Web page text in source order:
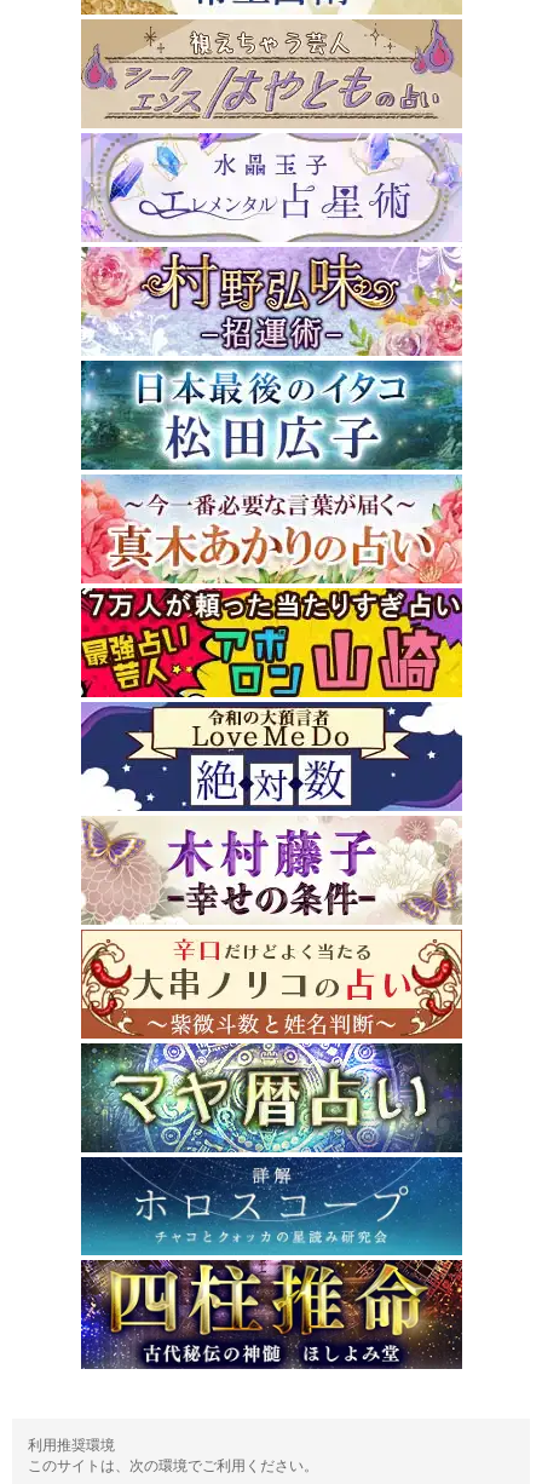
利用推奨環境
このサイトは、次の環境でご利用ください。